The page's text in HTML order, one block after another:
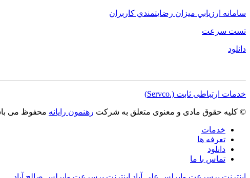
سامانه ارزيابي ميزان رضايتمندي کاربران
تست سرعت
دانلود
خدمات ارتباطی ثابت (.Servco)
© کلیه حقوق مادی و معنوی متعلق به شرکت رهنمون رایانه محفوظ می
خدمات
تعرفه ها
دانلود
تماس با ما